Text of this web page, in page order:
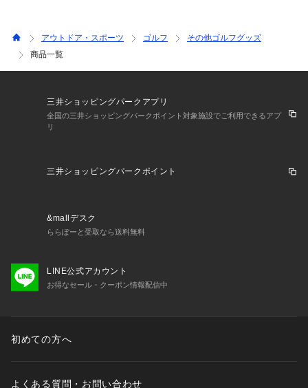
アウトドア・スポーツ ゴルフ
その他ゴルフグッズ
商品一覧
三井ショッピングパークアプリ
全国の三井ショッピングパークポイント対象施設でご利用できるアプ
リ
三井ショッピングパークポイント
&mallデスク
ららぽーと受取なら送料無料
LINE公式アカウント
お得なセール・クーポン情報配信中
初めての方へ
よくある質問・お問い合わせ